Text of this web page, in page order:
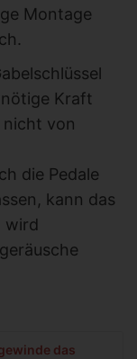
Montage
Kraft
nicht von
die Pedale
kann das
wird
das